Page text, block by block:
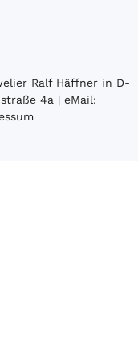
Ralf Häffner in D-
4a | eMail: